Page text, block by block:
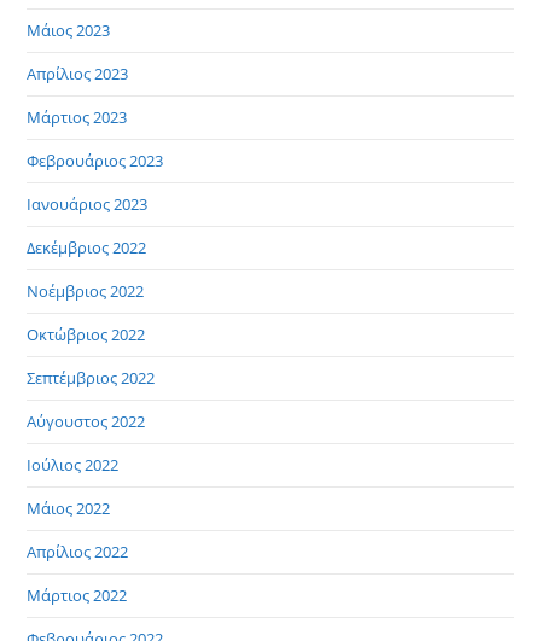
Μάιος 2023
Απρίλιος 2023
Μάρτιος 2023
Φεβρουάριος 2023
Ιανουάριος 2023
Δεκέμβριος 2022
Νοέμβριος 2022
Οκτώβριος 2022
Σεπτέμβριος 2022
Αύγουστος 2022
Ιούλιος 2022
Μάιος 2022
Απρίλιος 2022
Μάρτιος 2022